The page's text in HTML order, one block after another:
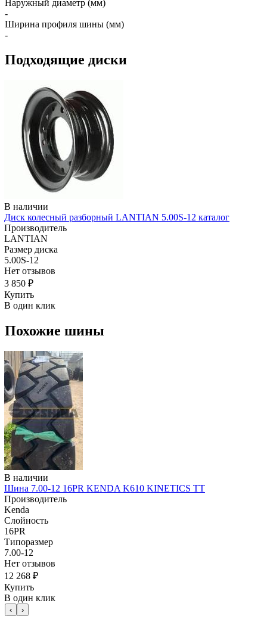
Наружный диаметр (мм)
-
Ширина профиля шины (мм)
-
Подходящие диски
В наличии
Диск колесный разборный LANTIAN 5.00S-12 каталог
Производитель
LANTIAN
Размер диска
5.00S-12
Нет отзывов
3 850 ₽
Купить
В один клик
Похожие шины
В наличии
Шина 7.00-12 16PR KENDA K610 KINETICS TT
Производитель
Kenda
Слойность
16PR
Типоразмер
7.00-12
Нет отзывов
12 268 ₽
Купить
В один клик
‹ ›